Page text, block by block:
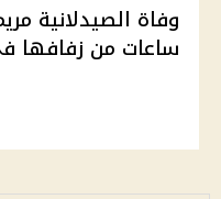
وفاة الصيدلانية
ساعات من زفافها